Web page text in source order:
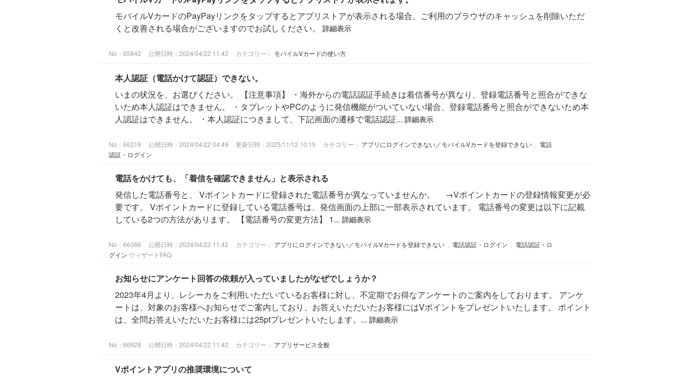
モバイルVカードのPayPayリンクをタップするとアプリストアが表示される場合、ご利用のブラウザのキャッシュを削除いただ
くと改善される場合がございますのでお試しください。 詳細表示
No：65842 公開日時：2024/04/22 11:42 カテゴリー： モバイルVカードの使い方
本人認証（電話かけて認証）できない。
いまの状況を、お選びください。 【注意事項】 ・海外からの電話認証手続きは着信番号が異なり、登録電話番号と照合ができな
いため本人認証はできません。 ・タブレットやPCのように発信機能がついていない場合、登録電話番号と照合ができないため本
人認証はできません。 ・本人認証につきまして、下記画面の遷移で電話認証... 詳細表示
No：66219 公開日時：2024/04/22 04:49 更新日時：2025/11/12 10:15 カテゴリー： アプリにログインできない／モバイルVカードを登録できない
電話
認証・ログイン
電話をかけても、「着信を確認できません」と表示される
発信した電話番号と、 Vポイントカードに登録された電話番号が異なっていませんか。 →Vポイントカードの登録情報変更が必
要です。 Vポイントカードに登録している電話番号は、発信画面の上部に一部表示されています。 電話番号の変更は以下に記載
している2つの方法があります。 【電話番号の変更方法】 1... 詳細表示
No：66366 公開日時：2024/04/22 11:42 カテゴリー： アプリにログインできない／モバイルVカードを登録できない 電話認証・ログイン
電話認証・ロ
グイン ウィザードFAQ
お知らせにアンケート回答の依頼が入っていましたがなぜでしょうか？
2023年4月より、レシーカをご利用いただいているお客様に対し、不定期でお得なアンケートのご案内をしております。 アンケ
ートは、対象のお客様へお知らせでご案内しており、お答えいただいたお客様にはVポイントをプレゼントいたします。 ポイント
は、全問お答えいただいたお客様には25ptプレゼントいたします。... 詳細表示
No：66928 公開日時：2024/04/22 11:42 カテゴリー： アプリサービス全般
Vポイントアプリの推奨環境について